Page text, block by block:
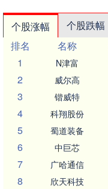
个股涨幅 个股跌幅
排名
名称
1
N津富
2 威尔高
3 锴威特
4 科翔股份
5 蜀道装备
6 中巨芯
7 广哈通信
8 欣天科技